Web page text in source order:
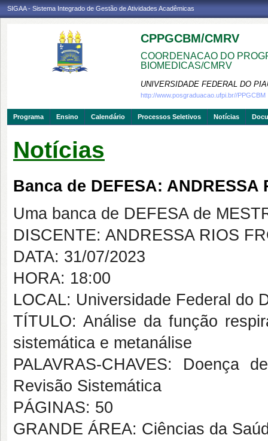
SIGAA - Sistema Integrado de Gestão de Atividades Acadêmicas
CPPGCBM/CMRV
COORDENACAO DO
BIOMEDICAS/CMRV
UNIVERSIDADE FEDERAL DO
http://www.posgraduacao.ufpi.br//PPGCBM
Programa Ensino Calendário Processos Seletivos Notícias
Notícias
Banca de DEFESA: ANDRESSA
Uma banca de DEFESA de
DISCENTE: ANDRESSA RIOS
DATA: 31/07/2023
HORA: 18:00
LOCAL: Universidade Federal do
TÍTULO: Análise da função
sistemática e metanálise
PALAVRAS-CHAVES: Doença
Revisão Sistemática
PÁGINAS: 50
GRANDE ÁREA: Ciências da